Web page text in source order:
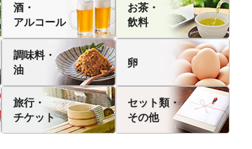
酒・
アルコール
お茶・
飲料
調味料・
油
卵
旅行・
チケット
セット類・
その他